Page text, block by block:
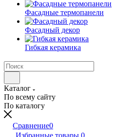
Фасадные термопанели
Фасадный декор
Гибкая керамика
Каталог
По всему сайту
По каталогу
Сравнение0
Избранные товары 0